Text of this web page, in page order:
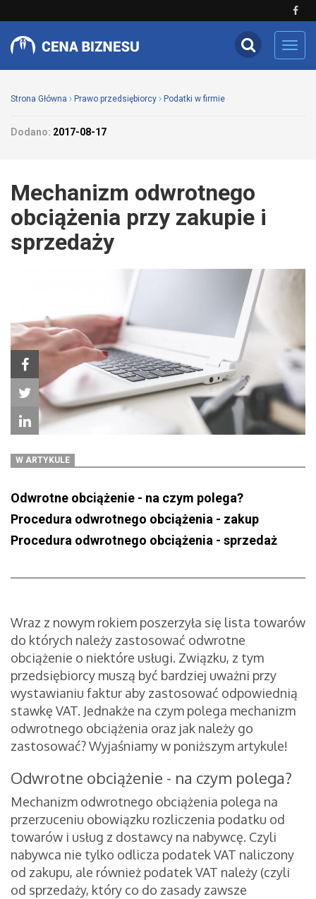
Strona Główna Prawo przedsiębiorcy Podatki w firmie
Dodano: 2017-08-17
Mechanizm odwrotnego
obciążenia przy zakupie i
sprzedaży
W ARTYKULE
Odwrotne obciążenie - na czym polega?
Procedura odwrotnego obciążenia - zakup
Procedura odwrotnego obciążenia - sprzedaż
Wraz z nowym rokiem poszerzyła się lista towarów
do których należy zastosować odwrotne
obciążenie o niektóre usługi. Związku, z tym
przedsiębiorcy muszą być bardziej uważni przy
wystawianiu faktur aby zastosować odpowiednią
stawkę VAT. Jednakże na czym polega mechanizm
odwrotnego obciążenia oraz jak należy go
zastosować? Wyjaśniamy w poniższym artykule!
Odwrotne obciążenie - na czym polega?
Mechanizm odwrotnego obciążenia polega na
przerzuceniu obowiązku rozliczenia podatku od
towarów i usług z dostawcy na nabywcę. Czyli
nabywca nie tylko odlicza podatek VAT naliczony
od zakupu, ale również podatek VAT należy (czyli
od sprzedaży, który co do zasady zawsze